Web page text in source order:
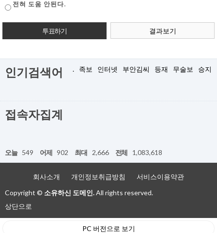
전혀 도움 안된다.
결과보기
인기검색어 . 족보 인터넷 부안김씨 등재 무술보 승지
접속자집계
오늘 549 어제 902 최대 2,666 전체 1,083,618
회사소개 개인정보취급방침
서비스이용약관
Copyright © 소유하신 도메인.All rights reserved.
상단으로
PC 버전으로 보기